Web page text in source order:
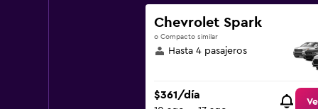
Chevrolet Spark
o Compacto similar
Hasta 4 pasajeros
$361/día